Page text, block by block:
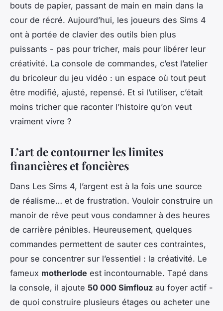
bouts de papier, passant de main en main dans la
cour de récré. Aujourd’hui, les joueurs des Sims 4
ont à portée de clavier des outils bien plus
puissants - pas pour tricher, mais pour libérer leur
créativité. La console de commandes, c’est l’atelier
du bricoleur du jeu vidéo : un espace où tout peut
être modifié, ajusté, repensé. Et si l’utiliser, c’était
moins tricher que raconter l’histoire qu’on veut
vraiment vivre ?
L’art de contourner les limites
financières et foncières
Dans Les Sims 4, l’argent est à la fois une source
de réalisme… et de frustration. Vouloir construire un
manoir de rêve peut vous condamner à des heures
de carrière pénibles. Heureusement, quelques
commandes permettent de sauter ces contraintes,
pour se concentrer sur l’essentiel : la créativité. Le
fameux motherlode est incontournable. Tapé dans
la console, il ajoute 50 000 Simflouz au foyer actif -
de quoi construire plusieurs étages ou acheter une